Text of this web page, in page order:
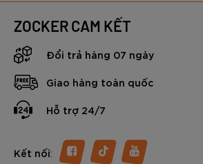
ZOCKER CAM KẾT
Đổi trả hàng 07 ngày
Giao hàng toàn quốc
Hỗ trợ 24/7
Kết nối: